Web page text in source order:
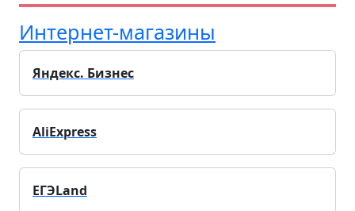
Интернет-магазины
Яндекс. Бизнес
AliExpress
ЕГЭLand